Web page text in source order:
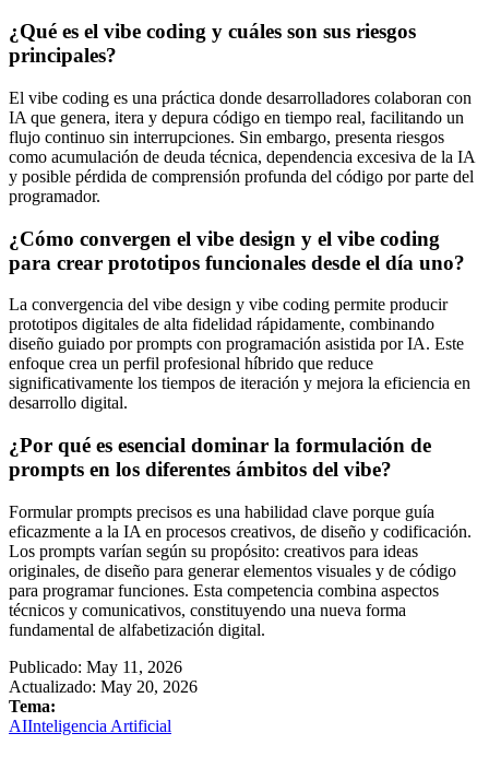
¿Qué es el vibe coding y cuáles son sus riesgos
principales?
El vibe coding es una práctica donde desarrolladores colaboran con
IA que genera, itera y depura código en tiempo real, facilitando un
flujo continuo sin interrupciones. Sin embargo, presenta riesgos
como acumulación de deuda técnica, dependencia excesiva de la IA
y posible pérdida de comprensión profunda del código por parte del
programador.
¿Cómo convergen el vibe design y el vibe coding
para crear prototipos funcionales desde el día uno?
La convergencia del vibe design y vibe coding permite producir
prototipos digitales de alta fidelidad rápidamente, combinando
diseño guiado por prompts con programación asistida por IA. Este
enfoque crea un perfil profesional híbrido que reduce
significativamente los tiempos de iteración y mejora la eficiencia en
desarrollo digital.
¿Por qué es esencial dominar la formulación de
prompts en los diferentes ámbitos del vibe?
Formular prompts precisos es una habilidad clave porque guía
eficazmente a la IA en procesos creativos, de diseño y codificación.
Los prompts varían según su propósito: creativos para ideas
originales, de diseño para generar elementos visuales y de código
para programar funciones. Esta competencia combina aspectos
técnicos y comunicativos, constituyendo una nueva forma
fundamental de alfabetización digital.
Publicado: May 11, 2026
Actualizado: May 20, 2026
Tema:
AIInteligencia Artificial